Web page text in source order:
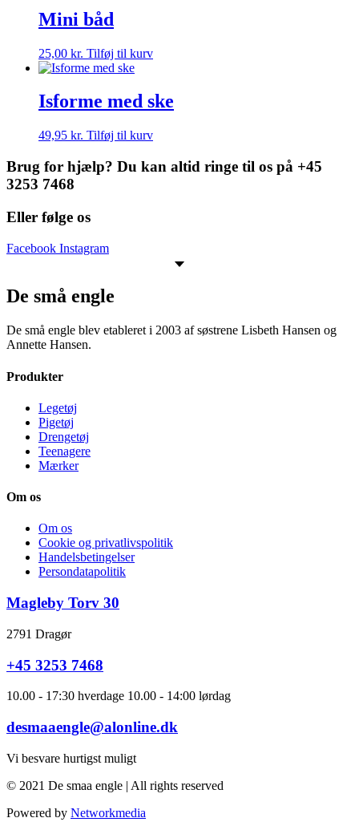
Mini båd
25,00 kr. Tilføj til kurv
Isforme med ske
49,95 kr. Tilføj til kurv
Brug for hjælp? Du kan altid ringe til os på +45
3253 7468
Eller følge os
Facebook Instagram
De små engle
De små engle blev etableret i 2003 af søstrene Lisbeth Hansen og
Annette Hansen.
Produkter
Legetøj
Pigetøj
Drengetøj
Teenagere
Mærker
Om os
Om os
Cookie og privatlivspolitik
Handelsbetingelser
Persondatapolitik
Magleby Torv 30
2791 Dragør
+45 3253 7468
10.00 - 17:30 hverdage 10.00 - 14:00 lørdag
desmaaengle@alonline.dk
Vi besvare hurtigst muligt
© 2021 De smaa engle | All rights reserved
Powered by Networkmedia